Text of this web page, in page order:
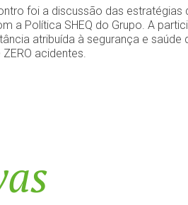
foi a discussão das estratégias
a Política SHEQ do Grupo. A
atribuída à segurança e
acidentes.